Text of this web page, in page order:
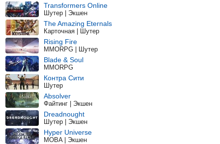
Transformers Online
Шутер | Экшен
The Amazing Eternals
Карточная | Шутер
Rising Fire
MMORPG | Шутер
Blade & Soul
MMORPG
Контра Сити
Шутер
Absolver
Файтинг | Экшен
Dreadnought
Шутер | Экшен
Hyper Universe
MOBA | Экшен